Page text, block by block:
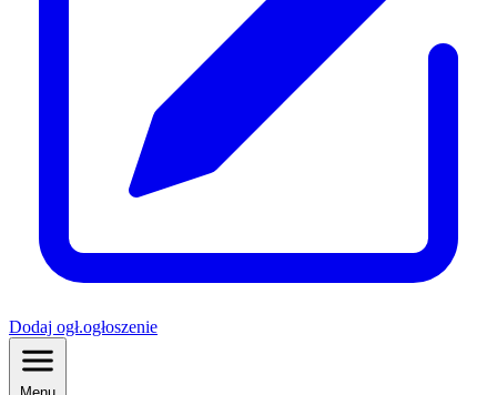
Dodaj ogł.ogłoszenie